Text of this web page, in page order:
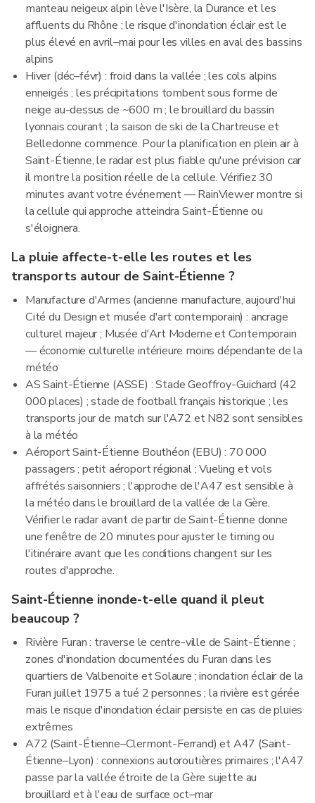
manteau neigeux alpin lève l'Isère, la Durance et les
affluents du Rhône ; le risque d'inondation éclair est le
plus élevé en avril–mai pour les villes en aval des bassins
alpins
Hiver (déc–févr) : froid dans la vallée ; les cols alpins
enneigés ; les précipitations tombent sous forme de
neige au-dessus de ~600 m ; le brouillard du bassin
lyonnais courant ; la saison de ski de la Chartreuse et
Belledonne commence. Pour la planification en plein air à
Saint-Étienne, le radar est plus fiable qu'une prévision car
il montre la position réelle de la cellule. Vérifiez 30
minutes avant votre événement — RainViewer montre si
la cellule qui approche atteindra Saint-Étienne ou
s'éloignera.
La pluie affecte-t-elle les routes et les
transports autour de Saint-Étienne ?
Manufacture d'Armes (ancienne manufacture, aujourd'hui
Cité du Design et musée d'art contemporain) : ancrage
culturel majeur ; Musée d'Art Moderne et Contemporain
— économie culturelle intérieure moins dépendante de la
météo
AS Saint-Étienne (ASSE) : Stade Geoffroy-Guichard (42
000 places) ; stade de football français historique ; les
transports jour de match sur l'A72 et N82 sont sensibles
à la météo
Aéroport Saint-Étienne Bouthéon (EBU) : 70 000
passagers ; petit aéroport régional ; Vueling et vols
affrétés saisonniers ; l'approche de l'A47 est sensible à
la météo dans le brouillard de la vallée de la Gère.
Vérifier le radar avant de partir de Saint-Étienne donne
une fenêtre de 20 minutes pour ajuster le timing ou
l'itinéraire avant que les conditions changent sur les
routes d'approche.
Saint-Étienne inonde-t-elle quand il pleut
beaucoup ?
Rivière Furan : traverse le centre-ville de Saint-Étienne ;
zones d'inondation documentées du Furan dans les
quartiers de Valbenoite et Solaure ; inondation éclair de la
Furan juillet 1975 a tué 2 personnes ; la rivière est gérée
mais le risque d'inondation éclair persiste en cas de pluies
extrêmes
A72 (Saint-Étienne–Clermont-Ferrand) et A47 (Saint-
Étienne–Lyon) : connexions autoroutières primaires ; l'A47
passe par la vallée étroite de la Gère sujette au
brouillard et à l'eau de surface oct–mar